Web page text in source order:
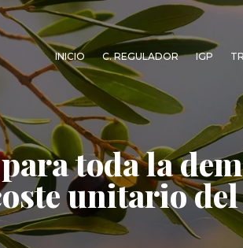
INICIO C. REGULADOR IGP
toda la
unitario